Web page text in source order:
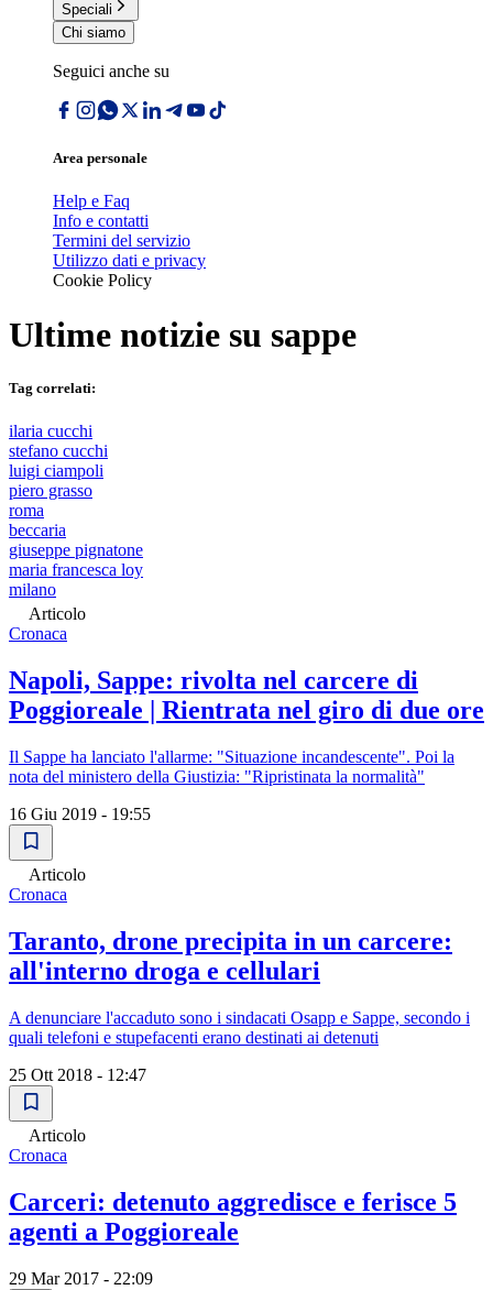
Speciali
Chi siamo
Seguici anche su
Area personale
Help e Faq
Info e contatti
Termini del servizio
Utilizzo dati e privacy
Cookie Policy
Ultime notizie su sappe
Tag correlati:
ilaria cucchi
stefano cucchi
luigi ciampoli
piero grasso
roma
beccaria
giuseppe pignatone
maria francesca loy
milano
Articolo
Cronaca
Napoli, Sappe: rivolta nel carcere di
Poggioreale | Rientrata nel giro di due ore
Il Sappe ha lanciato l'allarme: "Situazione incandescente". Poi la
nota del ministero della Giustizia: "Ripristinata la normalità"
16 Giu 2019 - 19:55
Articolo
Cronaca
Taranto, drone precipita in un carcere:
all'interno droga e cellulari
A denunciare l'accaduto sono i sindacati Osapp e Sappe, secondo i
quali telefoni e stupefacenti erano destinati ai detenuti
25 Ott 2018 - 12:47
Articolo
Cronaca
Carceri: detenuto aggredisce e ferisce 5
agenti a Poggioreale
29 Mar 2017 - 22:09